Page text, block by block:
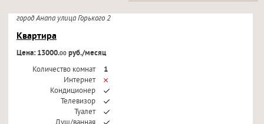
город Анапа улица Горького 2
Квартира
Цена: 13000.00руб./месяц
Количество комнат
1
Интернет
Кондиционер
Телевизор
Туалет